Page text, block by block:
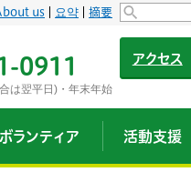
us 요약 摘要
0911
は翌平日)・年末年始
アクセス
ボランティア 活動支援